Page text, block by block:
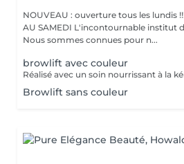
NOUVEAU : ouverture tous les lundis
AU SAMEDI L'incontournable institut de beauté à Luxembourg.
Nous sommes connues pour n...
browlift avec couleur
Browlift sans couleur